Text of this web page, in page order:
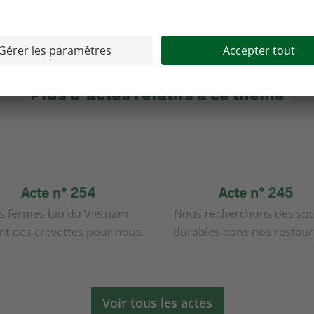
Plus d’actes relatifs à ce thème
Acte n° 254
fermes bio du Vietnam
des crevettes pour nous.
Acte n° 245
Nous recherchons des
durables dans nos
Voir tous les actes